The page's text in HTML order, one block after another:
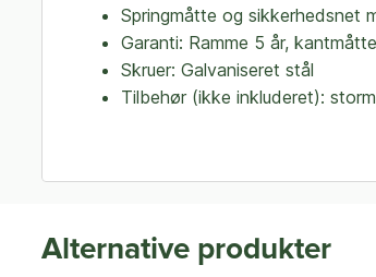
Springmåtte og sikkerhedsnet
Garanti: Ramme 5 år,
Skruer: Galvaniseret stål
Tilbehør (ikke inkluderet):
Alternative produkter